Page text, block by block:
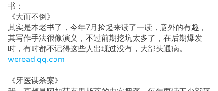
书：
《大而不倒》
其实是本老书了，今年7月捡起来读了一读，意外的有趣，
其写作手法很像演义，不过前期挖坑太多了，在后期爆发
时，有时都不记得这些人出现过没有，大部头通病。
weread.qq.com
《牙医谋杀案》